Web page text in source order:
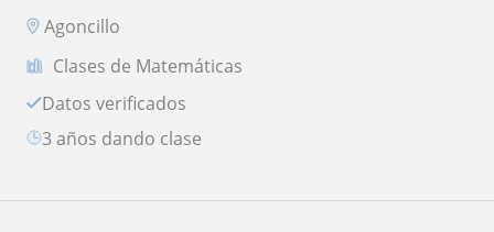
Agoncillo
Clases de Matemáticas
Datos verificados
3 años dando clase